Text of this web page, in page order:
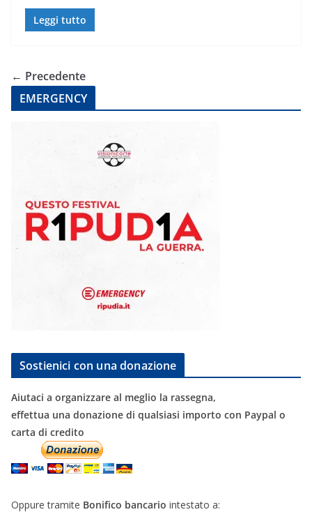
Leggi tutto
← Precedente
EMERGENCY
Sostienici con una donazione
Aiutaci a organizzare al meglio la rassegna,
effettua una donazione di qualsiasi importo con Paypal o
carta di credito
Oppure tramite Bonifico bancario intestato a: